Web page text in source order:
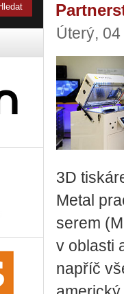
Úterý,
3D
Metal
se­rem
v ob­las­ti
na­příč